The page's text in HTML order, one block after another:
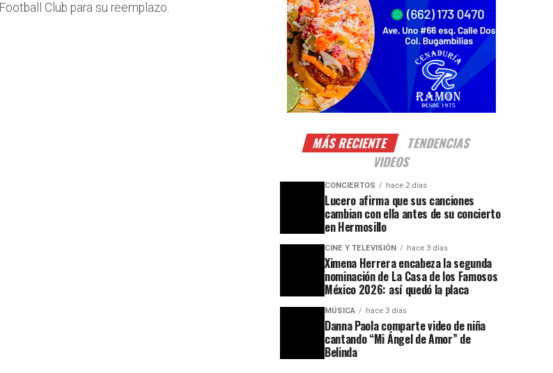
Club para su reemplazo.
MÁS RECIENTE
TENDENCIAS
VIDEOS
CONCIERTOS hace 2 días
Lucero afirma que sus canciones
cambian con ella antes de su concierto
en Hermosillo
CINE Y TELEVISIÓN hace 3 días
Ximena Herrera encabeza la segunda
nominación de La Casa de los Famosos
México 2026: así quedó la placa
MÚSICA hace 3 días
Danna Paola comparte video de niña
cantando “Mi Ángel de Amor” de
Belinda